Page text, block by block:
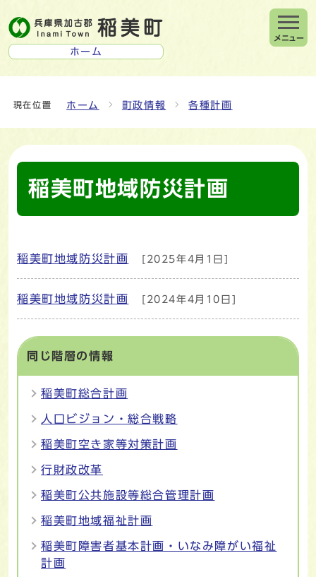
ホーム
メニュー
現在位置 ホーム 町政情報 各種計画
稲美町地域防災計画
メインメニュー
稲美町地域防災計画 [2025年4月1日]
稲美町地域防災計画 [2024年4月10日]
同じ階層の情報
稲美町総合計画
人口ビジョン・総合戦略
稲美町空き家等対策計画
行財政改革
稲美町公共施設等総合管理計画
稲美町地域福祉計画
稲美町障害者基本計画・いなみ障がい福祉
計画